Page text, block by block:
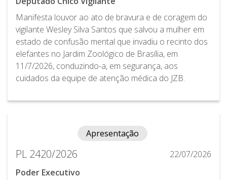
Manifesta louvor ao ato de bravura e de coragem do
vigilante Wesley Silva Santos que salvou a mulher em
estado de confusão mental que invadiu o recinto dos
elefantes no Jardim Zoológico de Brasília, em
11/7/2026, conduzindo-a, em segurança, aos
cuidados da equipe de atenção médica do JZB.
Apresentação
PL 2420/2026
22/07/2026
Poder Executivo